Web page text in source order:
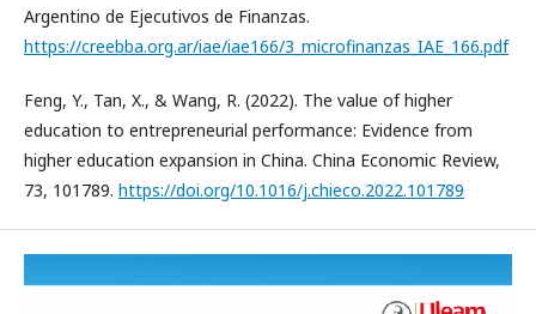
Argentino de Ejecutivos de Finanzas.
https://creebba.org.ar/iae/iae166/3_microfinanzas_IAE_166.pdf
Feng, Y., Tan, X., & Wang, R. (2022). The value of higher
education to entrepreneurial performance: Evidence from
higher education expansion in China. China Economic Review,
73, 101789. https://doi.org/10.1016/j.chieco.2022.101789